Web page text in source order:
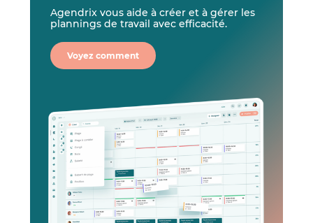
Agendrix vous aide à créer et à gérer les
plannings de travail avec efficacité.
Voyez comment